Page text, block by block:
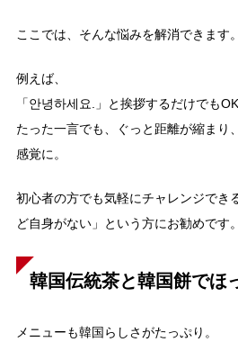
ここでは、そんな悩みを解消できます。
例えば、
「안녕하세요.」と挨拶するだけでもOK
たった一言でも、ぐっと距離が縮まり
感覚に。
初心者の方でも気軽にチャレンジでき
ど自身がない」という方にお勧めです。
韓国伝統茶と韓国餅でほ
メニューも韓国らしさがたっぷり。